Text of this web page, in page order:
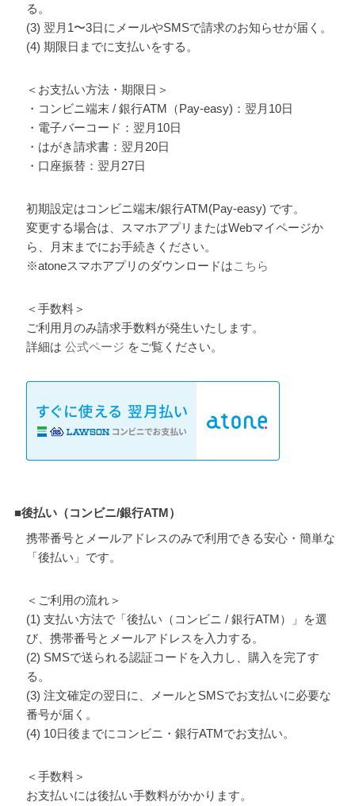
る。
(3) 翌月1〜3日にメールやSMSで請求のお知らせが届く。
(4) 期限日までに支払いをする。
＜お支払い方法・期限日＞
・コンビニ端末 / 銀行ATM（Pay-easy)：翌月10日
・電子バーコード：翌月10日
・はがき請求書：翌月20日
・口座振替：翌月27日
初期設定はコンビニ端末/銀行ATM(Pay-easy) です。
変更する場合は、スマホアプリまたはWebマイページか
ら、月末までにお手続きください。
※atoneスマホアプリのダウンロードはこちら
＜手数料＞
ご利用月のみ請求手数料が発生いたします。
詳細は 公式ページ をご覧ください。
■後払い（コンビニ/銀行ATM）
携帯番号とメールアドレスのみで利用できる安心・簡単な
「後払い」です。
＜ご利用の流れ＞
(1) 支払い方法で「後払い（コンビニ / 銀行ATM）」を選
び、携帯番号とメールアドレスを入力する。
(2) SMSで送られる認証コードを入力し、購入を完了す
る。
(3) 注文確定の翌日に、メールとSMSでお支払いに必要な
番号が届く。
(4) 10日後までにコンビニ・銀行ATMでお支払い。
＜手数料＞
お支払いには後払い手数料がかかります。